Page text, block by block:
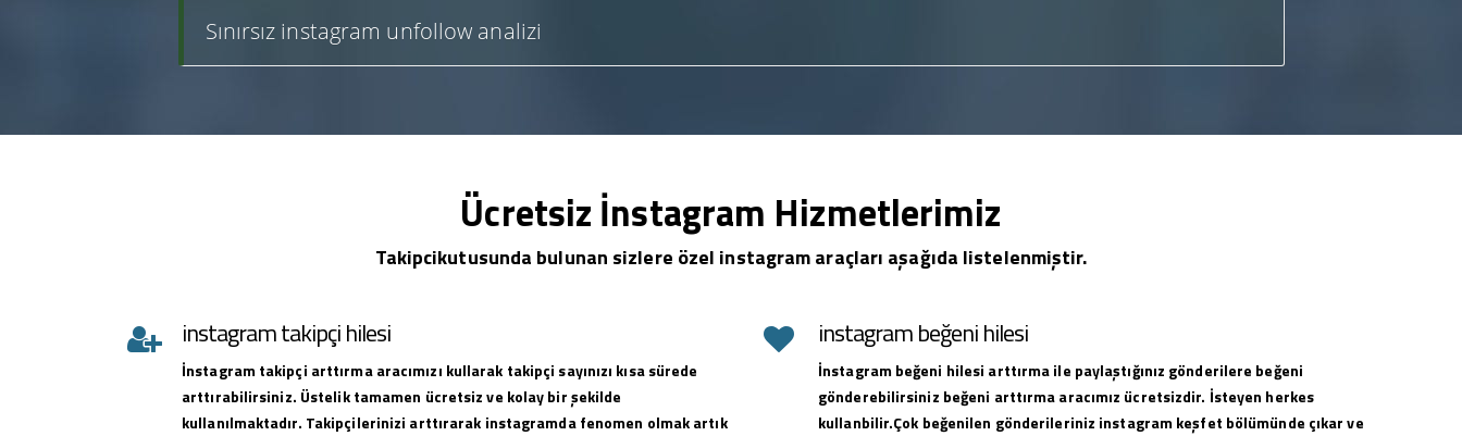
Sınırsız instagram unfollow analizi
Ücretsiz İnstagram Hizmetlerimiz
Takipcikutusunda bulunan sizlere özel instagram araçları aşağıda listelenmiştir.
instagram takipçi hilesi
İnstagram takipçi arttırma aracımızı kullarak takipçi sayınızı kısa sürede
arttırabilirsiniz. Üstelik tamamen ücretsiz ve kolay bir şekilde
kullanılmaktadır. Takipçilerinizi arttırarak instagramda fenomen olmak artık
instagram beğeni hilesi
İnstagram beğeni hilesi arttırma ile paylaştığınız gönderilere beğeni
gönderebilirsiniz beğeni arttırma aracımız ücretsizdir. İsteyen herkes
kullanbilir.Çok beğenilen gönderileriniz instagram keşfet bölümünde çıkar ve